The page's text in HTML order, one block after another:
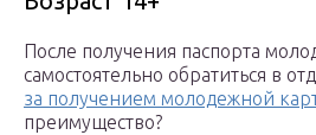
После получения паспорта
самостоятельно обратиться в
за получением молодежной
преимущество?